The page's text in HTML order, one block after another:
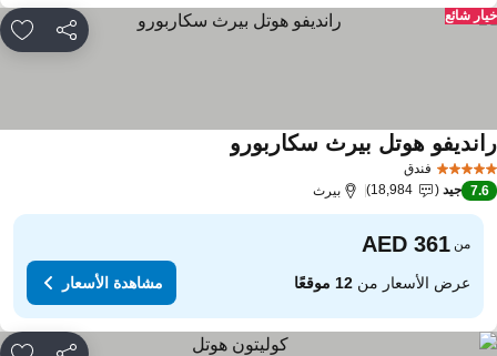
مشاركة
شائع
فندق
هوتل بيرث سكاربورومشاهدة الأسعار
7.6 جيد 18,984 بيرث
من
عرض الأسعار من12 موقعًا مشاهدة الأسعار